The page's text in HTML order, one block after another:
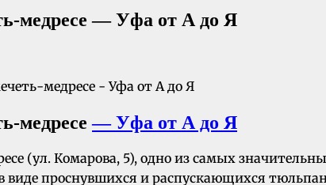
медресе — Уфа от А до Я
медресе — Уфа от А до Я
(ул. Комарова, 5), одно из самых
виде проснувшихся и распускающихся